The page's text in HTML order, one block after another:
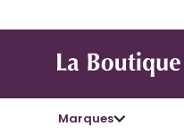
Marques